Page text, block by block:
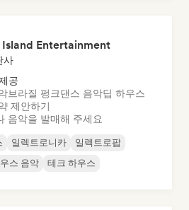
Island Entertainment
사
공
브라질 펑크댄스 음악딥 하우스
제안하기
음악을 발매해 주세요
일렉트로니카
일렉트로팝
스 음악 테크 하우스